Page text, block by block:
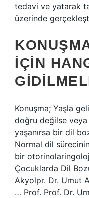
tedavi ve yatarak
üzerinde
IÇIN
Konuşma; Yaşla
doğru değilse
yaşanırsa bir dil
Normal dil
bir
Çocuklarda Dil
Akyolpr. Dr. Umut
… Prof. Prof. Dr.